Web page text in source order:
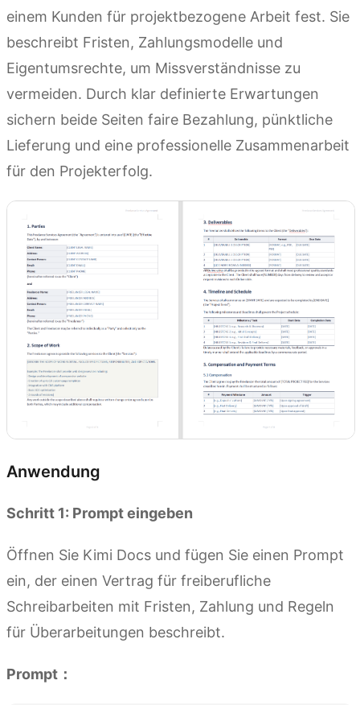
einem Kunden für projektbezogene Arbeit fest. Sie
beschreibt Fristen, Zahlungsmodelle und
Eigentumsrechte, um Missverständnisse zu
vermeiden. Durch klar definierte Erwartungen
sichern beide Seiten faire Bezahlung, pünktliche
Lieferung und eine professionelle Zusammenarbeit
für den Projekterfolg.
Anwendung
Schritt 1: Prompt eingeben
Öffnen Sie Kimi Docs und fügen Sie einen Prompt
ein, der einen Vertrag für freiberufliche
Schreibarbeiten mit Fristen, Zahlung und Regeln
für Überarbeitungen beschreibt.
Prompt：